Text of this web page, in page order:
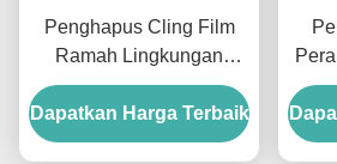
Penghapus Cling Film
Ramah Lingkungan
Plasticizer DOCH Untuk
Gasket Kontak Makanan
15 PtCo
Dapatkan Harga Terbaik